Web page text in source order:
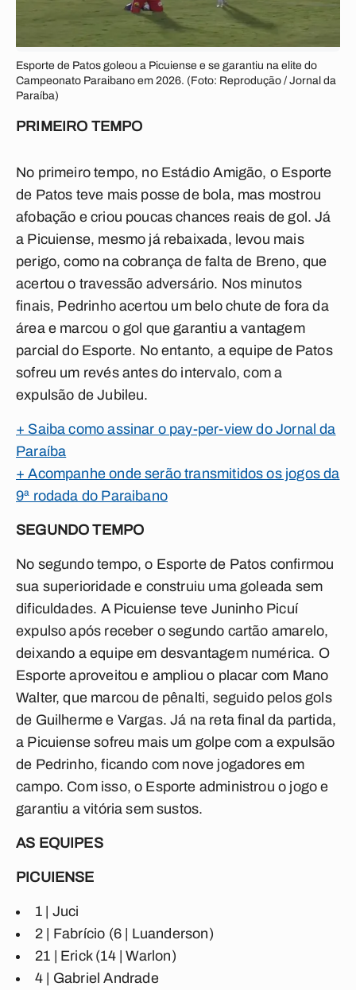
Esporte de Patos goleou a Picuiense e se garantiu na elite do
Campeonato Paraibano em 2026. (Foto: Reprodução / Jornal da
Paraíba)
PRIMEIRO TEMPO
No primeiro tempo, no Estádio Amigão, o Esporte
de Patos teve mais posse de bola, mas mostrou
afobação e criou poucas chances reais de gol. Já
a Picuiense, mesmo já rebaixada, levou mais
perigo, como na cobrança de falta de Breno, que
acertou o travessão adversário. Nos minutos
finais, Pedrinho acertou um belo chute de fora da
área e marcou o gol que garantiu a vantagem
parcial do Esporte. No entanto, a equipe de Patos
sofreu um revés antes do intervalo, com a
expulsão de Jubileu.
+ Saiba como assinar o pay-per-view do Jornal da
Paraíba
+ Acompanhe onde serão transmitidos os jogos da
9ª rodada do Paraibano
SEGUNDO TEMPO
No segundo tempo, o Esporte de Patos confirmou
sua superioridade e construiu uma goleada sem
dificuldades. A Picuiense teve Juninho Picuí
expulso após receber o segundo cartão amarelo,
deixando a equipe em desvantagem numérica. O
Esporte aproveitou e ampliou o placar com Mano
Walter, que marcou de pênalti, seguido pelos gols
de Guilherme e Vargas. Já na reta final da partida,
a Picuiense sofreu mais um golpe com a expulsão
de Pedrinho, ficando com nove jogadores em
campo. Com isso, o Esporte administrou o jogo e
garantiu a vitória sem sustos.
AS EQUIPES
PICUIENSE
1 | Juci
2 | Fabrício (6 | Luanderson)
21 | Erick (14 | Warlon)
4 | Gabriel Andrade